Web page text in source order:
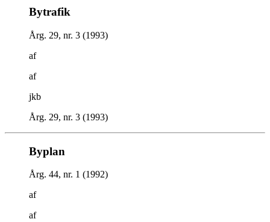
Bytrafik
Årg. 29, nr. 3 (1993)
af
af
jkb
Årg. 29, nr. 3 (1993)
Byplan
Årg. 44, nr. 1 (1992)
af
af